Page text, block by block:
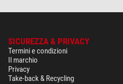
SICUREZZA & PRIVACY
Termini e condizioni
Il marchio
Privacy
Take-back & Recycling